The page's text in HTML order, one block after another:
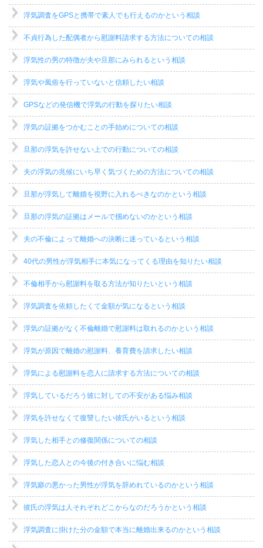
浮気調査をGPSと携帯で素人でも行えるのかという相談
不貞行為した配偶者から慰謝料請求する方法についての相談
浮気性の男の特徴が夫や旦那にみられるという相談
浮気や風俗を行っていないと信頼したい相談
GPSなどの発信機で浮気の行動を探りたい相談
浮気の証拠をつかむことの手始めについての相談
旦那の浮気を許せない上での行動についての相談
夫の浮気の兆候にいち早く気づくための方法についての相談
旦那が浮気して離婚を視野に入れるべきなのかという相談
旦那の浮気の証拠はメールで掴めないのかという相談
夫の不倫によって離婚への決断に迷っているという相談
40代の男性が浮気相手に本気になってくる理由を知りたい相談
不倫相手から慰謝料を取る方法が知りたいという相談
浮気調査を依頼したくて金額が気になるという相談
浮気の証拠がなく不倫離婚で慰謝料は取れるのかという相談
浮気が原因で離婚の慰謝料、養育費を請求したい相談
浮気による慰謝料を恋人に請求する方法についての相談
浮気しているだろう彼に対しての不安がある悩み相談
浮気を許せなくて復讐したい彼氏がいるという相談
浮気した相手との修復関係についての相談
浮気した恋人との今後の付き合いに悩む相談
浮気癖の悪かった男性が浮気を辞めれているのかという相談
彼氏の浮気は人それぞれどこからなのだろうかという相談
浮気調査に掛けた分の金額で本当に離婚出来るのかという相談